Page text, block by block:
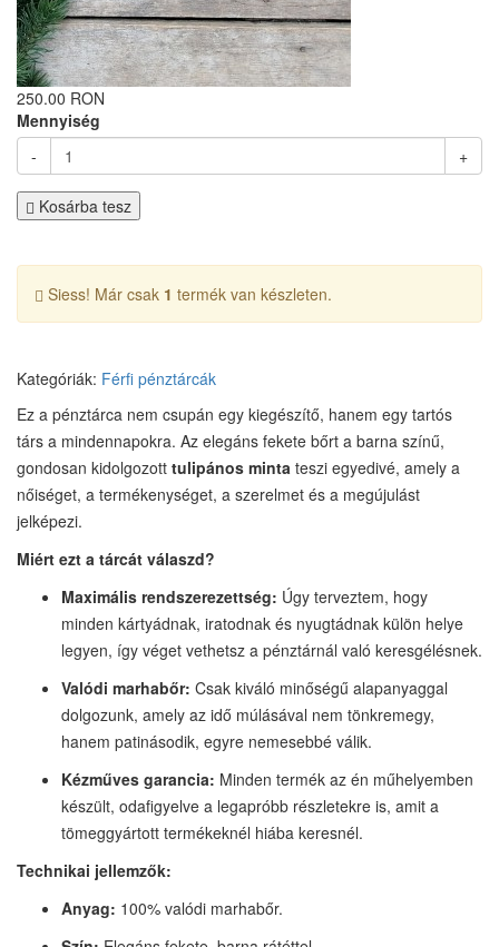
250.00 RON
Mennyiség
-
+
Kosárba tesz
Siess! Már csak 1 termék van készleten.
Kategóriák: Férfi pénztárcák
Ez a pénztárca nem csupán egy kiegészítő, hanem egy tartós
társ a mindennapokra. Az elegáns fekete bőrt a barna színű,
gondosan kidolgozott tulipános minta teszi egyedivé, amely a
nőiséget, a termékenységet, a szerelmet és a megújulást
jelképezi.
Miért ezt a tárcát válaszd?
Maximális rendszerezettség: Úgy terveztem, hogy
minden kártyádnak, iratodnak és nyugtádnak külön helye
legyen, így véget vethetsz a pénztárnál való keresgélésnek.
Valódi marhabőr: Csak kiváló minőségű alapanyaggal
dolgozunk, amely az idő múlásával nem tönkremegy,
hanem patinásodik, egyre nemesebbé válik.
Kézműves garancia: Minden termék az én műhelyemben
készült, odafigyelve a legapróbb részletekre is, amit a
tömeggyártott termékeknél hiába keresnél.
Technikai jellemzők:
Anyag: 100% valódi marhabőr.